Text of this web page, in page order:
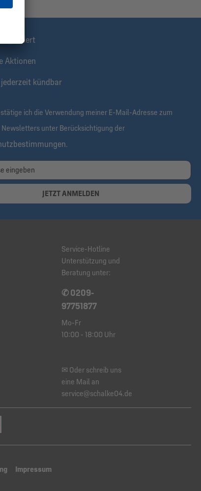
informiert
Aktionen
kündbar
ich die Verwendung meiner E-Mail-Adresse zum
Newsletters unter Berücksichtigung der
.
JETZT ANMELDEN
Service-Hotline
Unterstützung und
Beratung unter:
✆ 0209-
97751877
Mo-Fr
10:00 - 18:00 Uhr
✉ Oder schreib uns
eine Mail an
service@schalke04.de
Impressum